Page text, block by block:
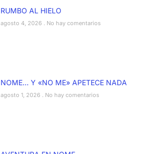
RUMBO AL HIELO
agosto 4, 2026 No hay comentarios
NOME… Y «NO ME» APETECE NADA
agosto 1, 2026 No hay comentarios